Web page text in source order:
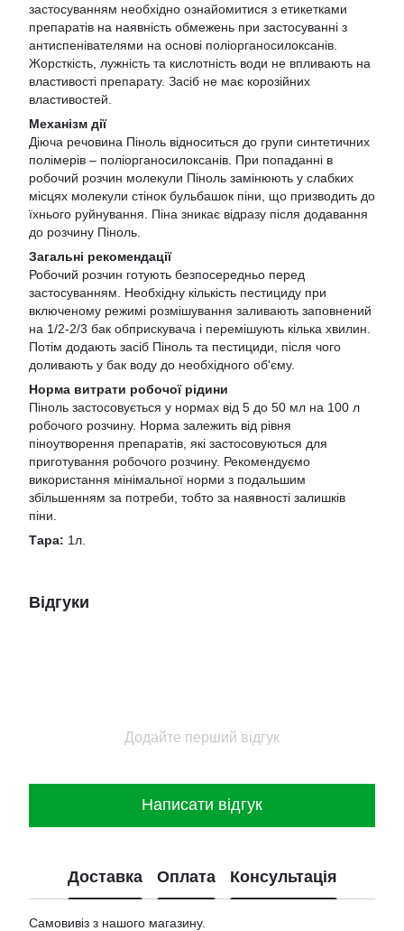
застосуванням необхідно ознайомитися з етикетками
препаратів на наявність обмежень при застосуванні з
антиспенівателями на основі поліорганосилоксанів.
Жорсткість, лужність та кислотність води не впливають на
властивості препарату. Засіб не має корозійних
властивостей.
Механізм дії
Діюча речовина Піноль відноситься до групи синтетичних
полімерів – поліорганосилоксанів. При попаданні в
робочий розчин молекули Піноль замінюють у слабких
місцях молекули стінок бульбашок піни, що призводить до
їхнього руйнування. Піна зникає відразу після додавання
до розчину Піноль.
Загальні рекомендації
Робочий розчин готують безпосередньо перед
застосуванням. Необхідну кількість пестициду при
включеному режимі розмішування заливають заповнений
на 1/2-2/3 бак обприскувача і перемішують кілька хвилин.
Потім додають засіб Піноль та пестициди, після чого
доливають у бак воду до необхідного об'єму.
Норма витрати робочої рідини
Піноль застосовується у нормах від 5 до 50 мл на 100 л
робочого розчину. Норма залежить від рівня
піноутворення препаратів, які застосовуються для
приготування робочого розчину. Рекомендуємо
використання мінімальної норми з подальшим
збільшенням за потреби, тобто за наявності залишків
піни.
Тара: 1л.
Відгуки
Додайте перший відгук
Написати відгук
Доставка Оплата Консультація
Самовивіз з нашого магазину.